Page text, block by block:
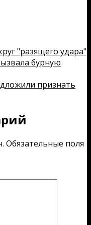
"разящего удара"
бурную
признать
Обязательные поля